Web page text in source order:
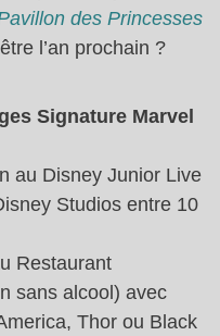
des Princesses
l’an prochain ?
Signature Marvel
au Disney Junior Live
Studios entre 10
Restaurant
sans alcool) avec
Thor ou Black